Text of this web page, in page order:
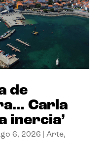
de
Carla
inercia’
6, 2026 Arte,